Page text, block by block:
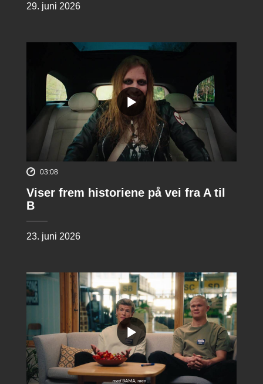
29. juni 2026
03:08
Viser frem historiene på vei fra A til
B
23. juni 2026